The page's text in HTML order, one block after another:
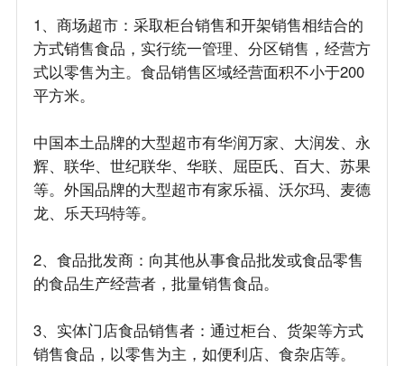
1、商场超市：采取柜台销售和开架销售相结合的
方式销售食品，实行统一管理、分区销售，经营方
式以零售为主。食品销售区域经营面积不小于200
平方米。
中国本土品牌的大型超市有华润万家、大润发、永
辉、联华、世纪联华、华联、屈臣氏、百大、苏果
等。外国品牌的大型超市有家乐福、沃尔玛、麦德
龙、乐天玛特等。
2、食品批发商：向其他从事食品批发或食品零售
的食品生产经营者，批量销售食品。
3、实体门店食品销售者：通过柜台、货架等方式
销售食品，以零售为主，如便利店、食杂店等。